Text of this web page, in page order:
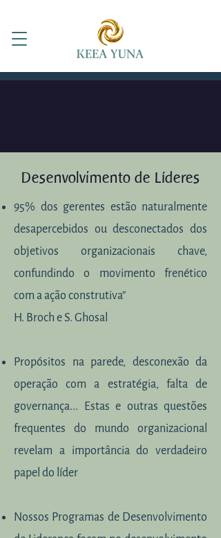
Desenvolvimento de Líderes
95% dos gerentes estão naturalmente
desapercebidos ou desconectados dos
objetivos organizacionais chave,
confundindo o movimento frenético
com a ação construtiva”
H. Broch e S. Ghosal
Propósitos na parede, desconexão da
operação com a estratégia, falta de
governança... Estas e outras questões
frequentes do mundo organizacional
revelam a importância do verdadeiro
papel do líder
Nossos Programas de Desenvolvimento